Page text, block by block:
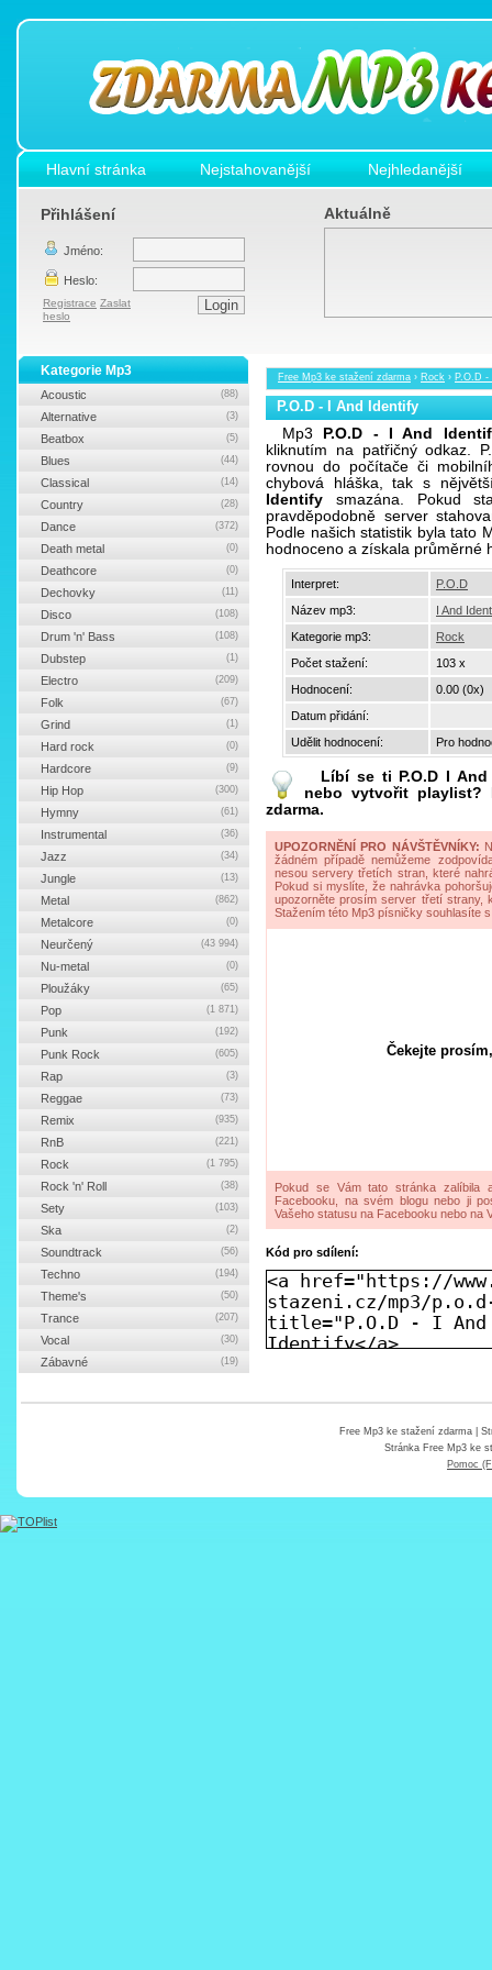
Hlavní stránka Nejstahovanější Nejhledanější
Přihlášení
Jméno:
Heslo:
Registrace Zaslat
heslo
Aktuálně
Free Mp3 ke stažení zdarma › Rock › P.O.D
P.O.D - I And Identify
Mp3
P.O.D - I And
kliknutím na patřičný odkaz.
rovnou do počítače či
chybová hláška, tak s
Identify smazána. Pokud
pravděpodobně server
Podle našich statistik byla tato
hodnoceno a získala průměrné
Interpret:
P.O.D
Název mp3:
I And
Kategorie mp3:
Rock
Počet stažení:
103 x
Hodnocení:
0.00 (0x)
Datum přidání:
Udělit hodnocení:
Pro
Líbí se ti
P.O.D I
nebo vytvořit playlist?
zdarma.
UPOZORNĚNÍ PRO NÁVŠTĚVNÍKY:
žádném případě nemůžeme
nesou servery třetích stran, které
Pokud si myslíte, že nahrávka
upozorněte prosím server třetí strany,
Stažením této Mp3 písničky souhlasíte
Čekejte
Pokud se Vám tato stránka zalíbila
Facebooku, na svém blogu nebo ji
Vašeho statusu na Facebooku nebo na
Kód pro sdílení:
Kategorie Mp3
Acoustic (88)
Alternative (3)
Beatbox (5)
Blues (44)
Classical (14)
Country (28)
Dance (372)
Death metal (0)
Deathcore (0)
Dechovky (11)
Disco (108)
Drum 'n' Bass (108)
Dubstep (1)
Electro (209)
Folk (67)
Grind (1)
Hard rock (0)
Hardcore (9)
Hip Hop (300)
Hymny (61)
Instrumental (36)
Jazz (34)
Jungle (13)
Metal (862)
Metalcore (0)
Neurčený (43 994)
Nu-metal (0)
Ploužáky (65)
Pop (1 871)
Punk (192)
Punk Rock (605)
Rap (3)
Reggae (73)
Remix (935)
RnB (221)
Rock (1 795)
Rock 'n' Roll (38)
Sety (103)
Ska (2)
Soundtrack (56)
Techno (194)
Theme's (50)
Trance (207)
Vocal (30)
Zábavné (19)
Free Mp3 ke stažení zdarma|
Stránka Free Mp3 ke
Pomoc